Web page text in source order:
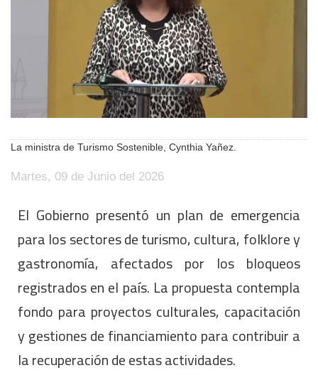
La ministra de Turismo Sostenible, Cynthia Yañez.
Martes, 09 de Junio del 2026
El Gobierno presentó un plan de emergencia
para los sectores de turismo, cultura, folklore y
gastronomía, afectados por los bloqueos
registrados en el país. La propuesta contempla
fondo para proyectos culturales, capacitación
y gestiones de financiamiento para contribuir a
la recuperación de estas actividades.